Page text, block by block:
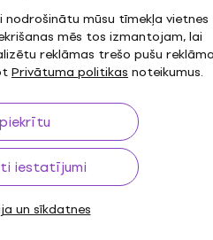
mūsu tīmekļa vietnes
mēs tos izmantojam, lai
reklāmas trešo pušu
Privātuma politikasnoteikumus.
iestatījumi
un sīkdatnes
Cepure
5/5
9,79 €9,99 €
Ir noliktavā
Motörhead Cepure
Black UNI
Cepure
5/5
17,30 €17,60 €
Ir noliktavā
HAPPY HOUR